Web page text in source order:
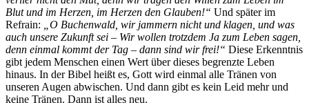
Blut und im Herzen, im Herzen den Glauben!“ Und später im
Refrain:
„O Buchenwald, wir jammern nicht und klagen, und was
auch unsere Zukunft sei – Wir wollen trotzdem Ja zum Leben sagen,
denn einmal kommt der Tag – dann sind wir frei!“ Diese Erkenntnis
gibt jedem Menschen einen Wert über dieses begrenzte Leben
hinaus. In der Bibel heißt es, Gott wird einmal alle Tränen von
unseren Augen abwischen. Und dann gibt es kein Leid mehr und
keine Tränen. Dann ist alles neu.